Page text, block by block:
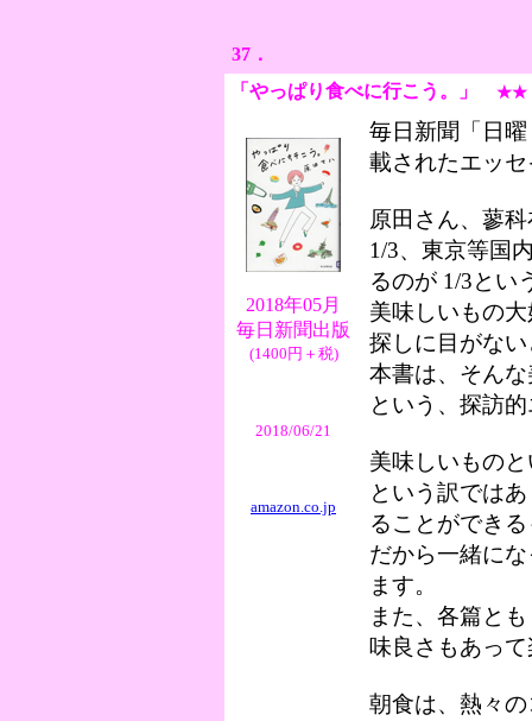
37．
「やっぱり食べに行こう。 」 ★★
2018年05月
毎日新聞出版
(1400円＋税)
2018/06/21
amazon.co.jp
毎日新聞「日曜
載されたエッ
原田さん、蓼
1/3、東京等国
るのが 1/3とい
美味しいもの
探しに目がな
本書は、そん
という、探訪
美味しいもの
という訳では
ることができ
だから一緒に
ます。
また、各篇と
味良さもあっ
朝食は、熱々